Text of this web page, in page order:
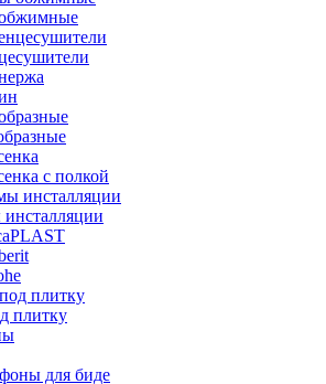
с полкой
плитку
для биде